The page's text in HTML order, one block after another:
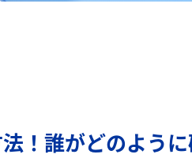
法！誰がどのよう